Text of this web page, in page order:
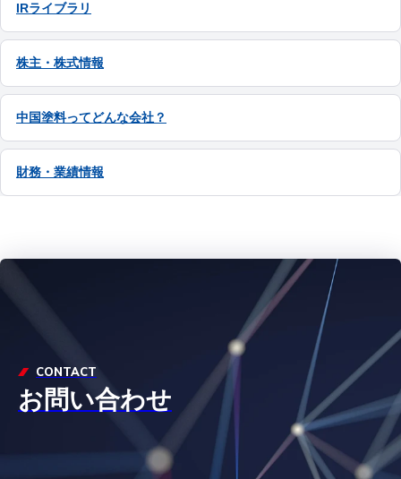
IRライブラリ
株主・株式情報
中国塗料ってどんな会社？
財務・業績情報
CONTACT
お問い合わせ